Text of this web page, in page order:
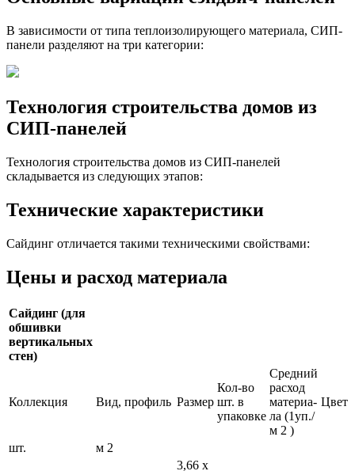
В зависимости от типа теплоизолирующего материала, СИП-
панели разделяют на три категории:
Технология строительства домов из
СИП-панелей
Технология строительства домов из СИП-панелей
складывается из следующих этапов:
Технические характеристики
Сайдинг отличается такими техническими свойствами:
Цены и расход материала
Сайдинг (для
обшивки
вертикальных
стен)
Коллекция Вид, профиль Размер
Кол-во
шт. в
упаковке
Средний
расход
материа-
ла (1уп./
м 2 )
Цвет
шт. м 2
3,66 х